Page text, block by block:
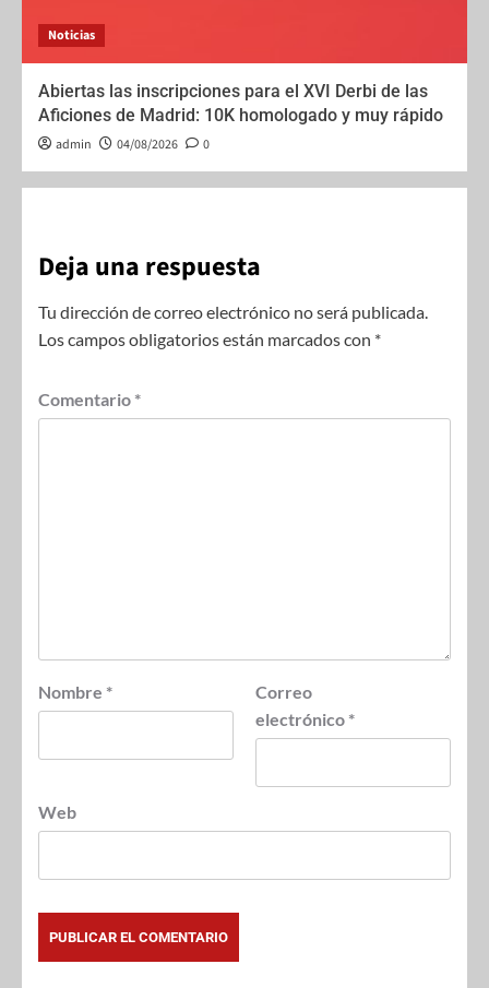
Noticias
Abiertas las inscripciones para el XVI Derbi de las
Aficiones de Madrid: 10K homologado y muy rápido
admin 04/08/2026 0
Deja una respuesta
Tu dirección de correo electrónico no será publicada.
Los campos obligatorios están marcados con *
Comentario *
Nombre *
Correo
electrónico *
Web